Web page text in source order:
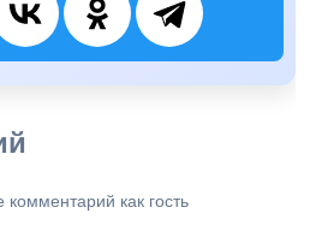
комментарий как гость